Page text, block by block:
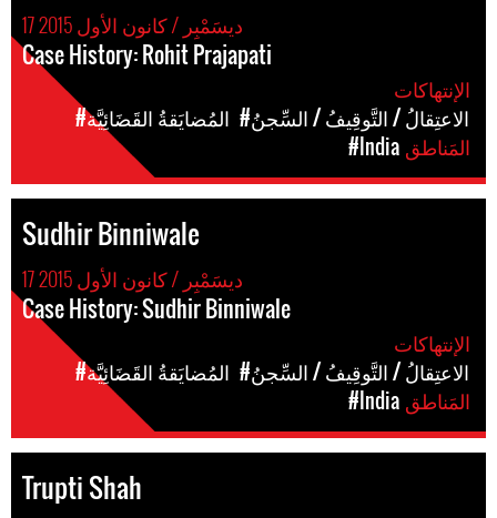
17 ديسَمْبِر / كانون الأول 2015
Case History: Rohit Prajapati
#المُضايَقةُ القَضَائِيَّة
#الاعتِقالُ / التَّوقِيفُ / السِّجنُ
#India
Sudhir Binniwale
17 ديسَمْبِر / كانون الأول 2015
Case History: Sudhir Binniwale
#المُضايَقةُ القَضَائِيَّة
#الاعتِقالُ / التَّوقِيفُ / السِّجنُ
#India
Trupti Shah